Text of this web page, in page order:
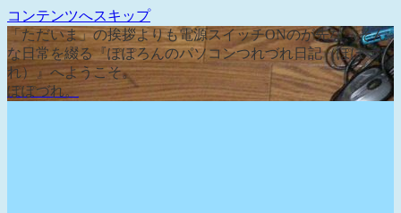
コンテンツへスキップ
「ただいま」の挨拶よりも電源スイッチONのが先な、そん
な日常を綴る『ぽぽろんのパソコンつれづれ日記（ぽぽづ
れ）』へようこそ。
ぽぽづれ。